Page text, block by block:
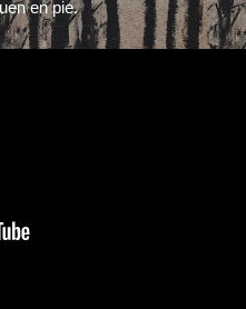
en pie.